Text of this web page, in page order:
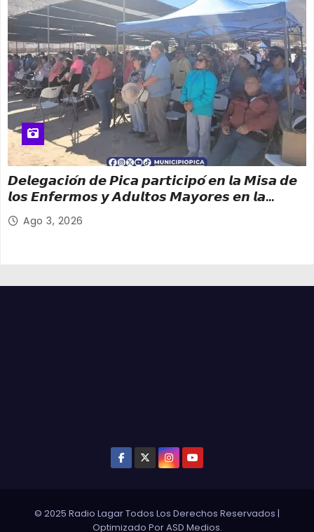
𝘿𝙚𝙡𝙚𝙜𝙖𝙘𝙞𝙤́𝙣 𝙙𝙚 𝙋𝙞𝙘𝙖 𝙥𝙖𝙧𝙩𝙞𝙘𝙞𝙥𝙤́ 𝙚𝙣 𝙡𝙖 𝙈𝙞𝙨𝙖 𝙙𝙚
𝙡𝙤𝙨 𝙀𝙣𝙛𝙚𝙧𝙢𝙤𝙨 𝙮 𝘼𝙙𝙪𝙡𝙩𝙤𝙨 𝙈𝙖𝙮𝙤𝙧𝙚𝙨 𝙚𝙣 𝙡𝙖
𝙁𝙞𝙚𝙨𝙩𝙖 𝙋𝙖𝙩𝙧𝙤𝙣𝙖𝙡 𝙙𝙚 𝙎𝙖𝙣 𝙇𝙤𝙧𝙚𝙣𝙯𝙤 𝟮𝟬𝟮𝟲
Ago 3, 2026
© 2025 Radio Lagar Todos Los Derechos Reservados |
Optimizado PorASD Medios.